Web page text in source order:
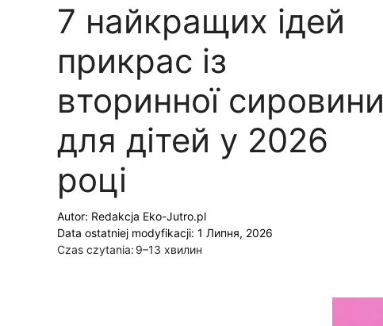
7 найкращих ідей
прикрас із
вторинної сировини
для дітей у 2026
році
Autor: Redakcja Eko-Jutro.pl
Data ostatniej modyfikacji: 1 Липня, 2026
Czas czytania: 9–13 хвилин